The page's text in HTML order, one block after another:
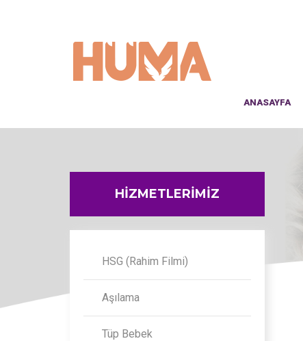
ANASAYFA
HİZMETLERİMİZ
HSG (Rahim Filmi)
Aşılama
Tüp Bebek